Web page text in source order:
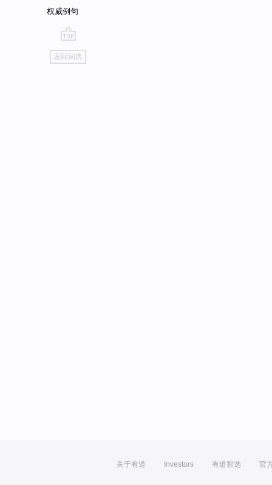
权威例句
go
top
返回词典
关于有道 Investors 有道智选 官